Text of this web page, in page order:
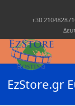
+30
EzStore.gr